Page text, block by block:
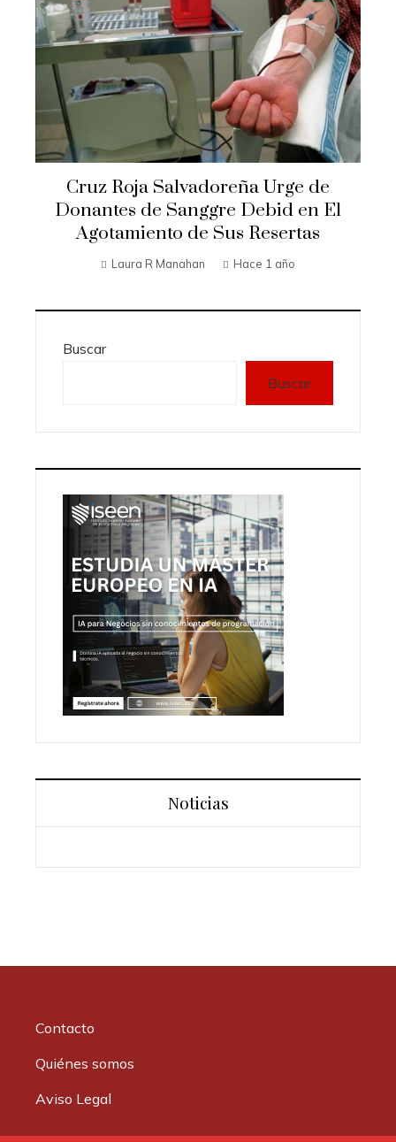
Cruz Roja Salvadoreña Urge de
Donantes de Sanggre Debid en El
Agotamiento de Sus Resertas
Laura R Manahan Hace 1 año
Buscar
Buscar
Noticias
Contacto
Quiénes somos
Aviso Legal